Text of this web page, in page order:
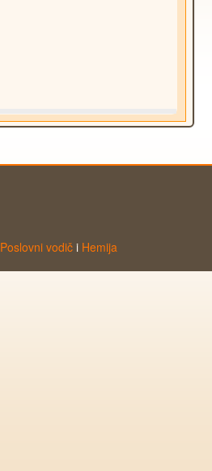
Poslovni vodič i Hemija